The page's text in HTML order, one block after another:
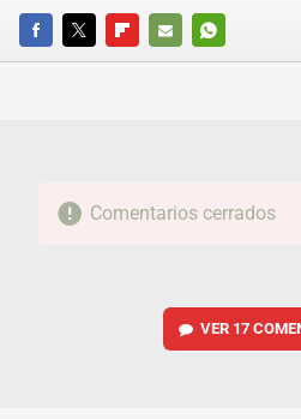
FACEBOOKTWITTERFLIPBOARD
E-
WHATSAPP
Comentarios cerrados
VER 17